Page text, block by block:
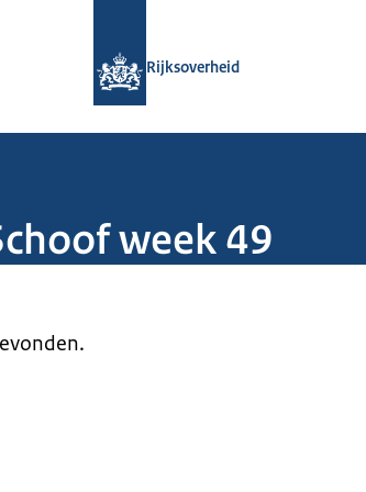
Rijksoverheid
week 49